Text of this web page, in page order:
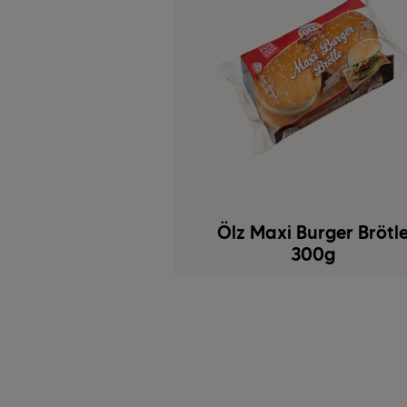
Ölz Maxi Burger
300g